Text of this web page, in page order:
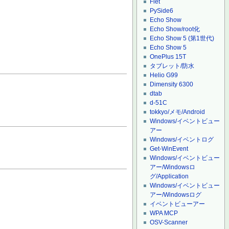
Flet
PySide6
Echo Show
Echo Show/root化
Echo Show 5 (第1世代)
Echo Show 5
OnePlus 15T
タブレット/防水
Helio G99
Dimensity 6300
dtab
d-51C
tokkyo/メモ/Android
Windows/イベントビュー
アー
Windows/イベントログ
Get-WinEvent
Windows/イベントビュー
アー/Windowsロ
グ/Application
Windows/イベントビュー
アー/Windowsログ
イベントビューアー
WPA MCP
OSV-Scanner